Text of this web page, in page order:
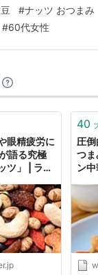
入ってないし美味し
( ◠‿◠ )
#ナッツ おつまみ
#60代女性
眼精疲労に
語る究極
ツ」 | ライ
40
圧
つま
ン
う
ット